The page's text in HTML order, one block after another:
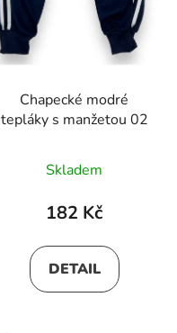
Chapecké modré
tepláky s manžetou 02
Skladem
182 Kč
DETAIL